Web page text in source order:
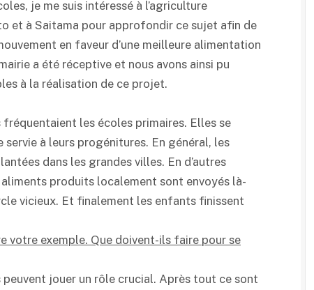
je me suis intéressé à l’agriculture
et à Saitama pour approfondir ce sujet afin de
en faveur d’une meilleure alimentation
a été réceptive et nous avons ainsi pu
à la réalisation de ce projet.
les écoles primaires. Elles se
à leurs progénitures. En général, les
dans les grandes villes. En d’autres
produits localement sont envoyés là-
vicieux. Et finalement les enfants finissent
votre exemple. Que doivent-ils faire pour se
peuvent jouer un rôle crucial. Après tout ce sont